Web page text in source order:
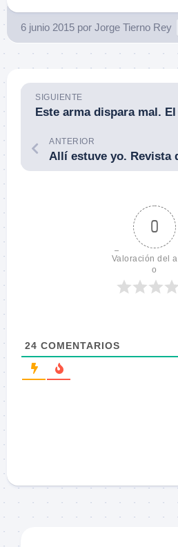
6 junio 2015 por Jorge Tierno Rey
SIGUIENTE
ANTERIOR
0
Valoración del
o
24 COMENTARIOS